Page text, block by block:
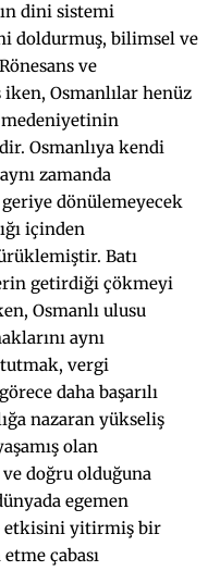
dini sistemi
doldurmuş, bilimsel ve
ve
Osmanlılar henüz
Osmanlıya kendi
zamanda
dönülemeyecek
içinden
Batı
getirdiği çökmeyi
Osmanlı ulusu
aynı
vergi
daha başarılı
nazaran yükseliş
olan
doğru olduğuna
egemen
etkisini yitirmiş bir
çabası